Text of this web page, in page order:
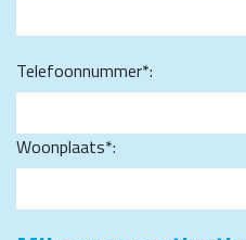
Telefoonnummer*:
Woonplaats*: